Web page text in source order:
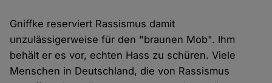
Gniffke reserviert Rassismus damit
unzulässigerweise für den "braunen Mob". Ihm
behält er es vor, echten Hass zu schüren. Viele
Menschen in Deutschland, die von Rassismus